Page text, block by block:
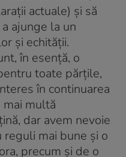
actuale) și să
ajunge la un
și echității.
în esență, o
toate părțile,
în continuarea
multă
dar avem nevoie
mai bune și o
precum și de o